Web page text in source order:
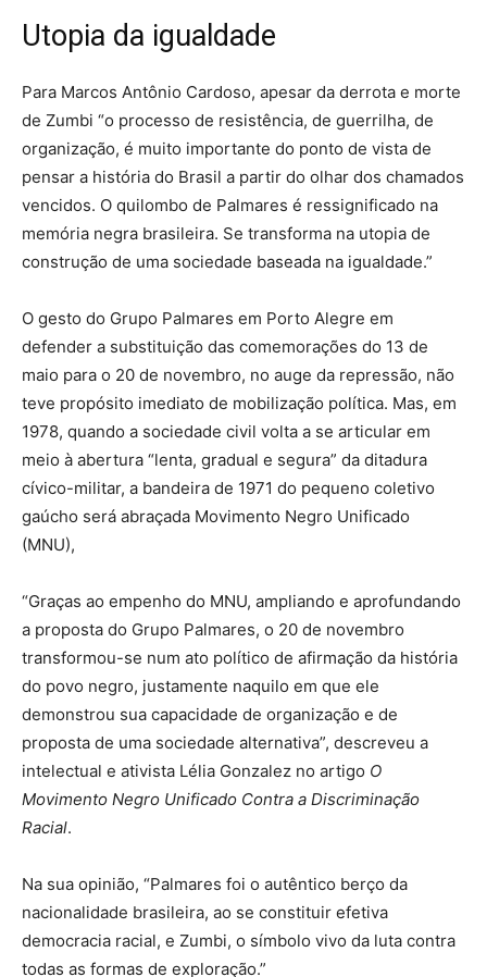
Utopia da igualdade
Para Marcos Antônio Cardoso, apesar da derrota e morte
de Zumbi “o processo de resistência, de guerrilha, de
organização, é muito importante do ponto de vista de
pensar a história do Brasil a partir do olhar dos chamados
vencidos. O quilombo de Palmares é ressignificado na
memória negra brasileira. Se transforma na utopia de
construção de uma sociedade baseada na igualdade.”
O gesto do Grupo Palmares em Porto Alegre em
defender a substituição das comemorações do 13 de
maio para o 20 de novembro, no auge da repressão, não
teve propósito imediato de mobilização política. Mas, em
1978, quando a sociedade civil volta a se articular em
meio à abertura “lenta, gradual e segura” da ditadura
cívico-militar, a bandeira de 1971 do pequeno coletivo
gaúcho será abraçada Movimento Negro Unificado
(MNU),
“Graças ao empenho do MNU, ampliando e aprofundando
a proposta do Grupo Palmares, o 20 de novembro
transformou-se num ato político de afirmação da história
do povo negro, justamente naquilo em que ele
demonstrou sua capacidade de organização e de
proposta de uma sociedade alternativa”, descreveu a
intelectual e ativista Lélia Gonzalez no artigo O
Movimento Negro Unificado Contra a Discriminação
Racial.
Na sua opinião, “Palmares foi o autêntico berço da
nacionalidade brasileira, ao se constituir efetiva
democracia racial, e Zumbi, o símbolo vivo da luta contra
todas as formas de exploração.”